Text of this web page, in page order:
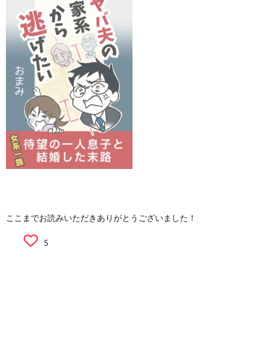
ここまでお読みいただきありがとうございました！
5